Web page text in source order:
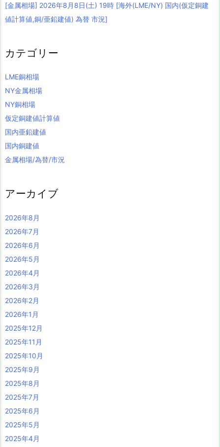
[金属相場] 2026年8月8日(土) 19時 [海外(LME/NY) 国内(仮定銅建
値計算値,銅/亜鉛建値) 為替 市況]
カテゴリー
LME銅相場
NY金属相場
NY銅相場
仮定銅建値計算値
国内亜鉛建値
国内銅建値
金属相場/為替/市況
アーカイブ
2026年8月
2026年7月
2026年6月
2026年5月
2026年4月
2026年3月
2026年2月
2026年1月
2025年12月
2025年11月
2025年10月
2025年9月
2025年8月
2025年7月
2025年6月
2025年5月
2025年4月